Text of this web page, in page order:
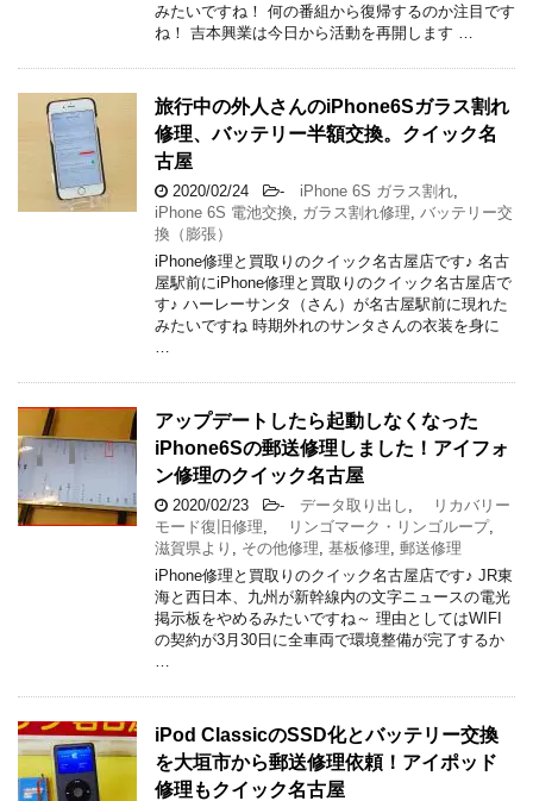
みたいですね！ 何の番組から復帰するのか注目です
ね！ 吉本興業は今日から活動を再開します …
旅行中の外人さんのiPhone6Sガラス割れ
修理、バッテリー半額交換。クイック名
古屋
2020/02/24 - iPhone 6S ガラス割れ
iPhone 6S 電池交換
ガラス割れ修理
バッテリー交
換（膨張）
iPhone修理と買取りのクイック名古屋店です♪ 名古
屋駅前にiPhone修理と買取りのクイック名古屋店で
す♪ ハーレーサンタ（さん）が名古屋駅前に現れた
みたいですね 時期外れのサンタさんの衣装を身に
アップデートしたら起動しなくなった
iPhone6Sの郵送修理しました！アイフォ
ン修理のクイック名古屋
2020/02/23 - データ取り出し
リカバリー
モード復旧修理
リンゴマーク・リンゴループ,
滋賀県より
その他修理 基板修理 郵送修理
iPhone修理と買取りのクイック名古屋店です♪ JR東
海と西日本、九州が新幹線内の文字ニュースの電光
掲示板をやめるみたいですね～ 理由としてはWIFI
の契約が3月30日に全車両で環境整備が完了するか
iPod ClassicのSSD化とバッテリー交換
を大垣市から郵送修理依頼！アイポッド
修理もクイック名古屋